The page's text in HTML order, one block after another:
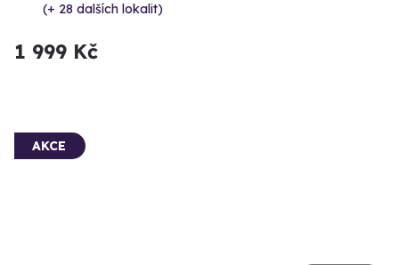
(+ 28 dalších lokalit)
1 999 Kč
AKCE